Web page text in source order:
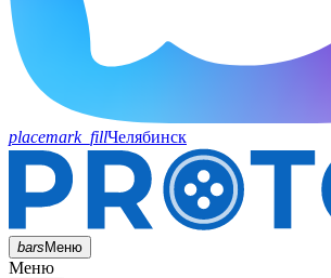
placemark_fillЧелябинск
barsМеню
Меню